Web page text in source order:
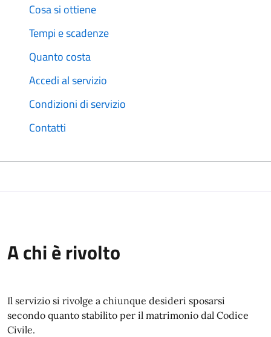
Cosa si ottiene
Tempi e scadenze
Quanto costa
Accedi al servizio
Condizioni di servizio
Contatti
A chi è rivolto
Il servizio si rivolge a chiunque desideri sposarsi
secondo quanto stabilito per il matrimonio dal Codice
Civile.